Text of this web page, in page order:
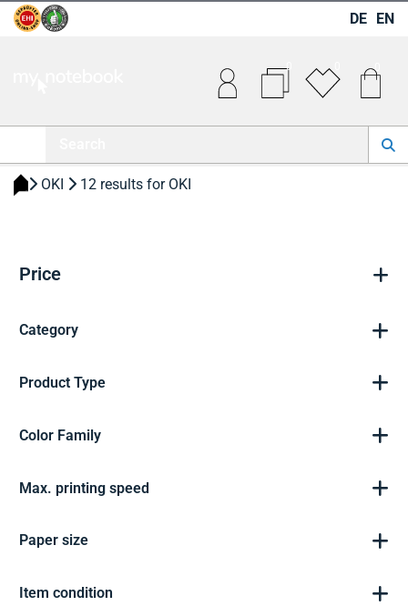
DE EN
0 0
OKI 12 results for OKI
Price
Category
Product Type
Color Family
Max. printing speed
Paper size
Item condition